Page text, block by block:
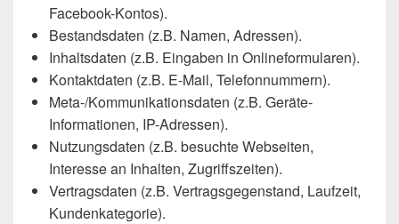
Facebook-Kontos).
Bestandsdaten (z.B. Namen, Adressen).
Inhaltsdaten (z.B. Eingaben in Onlineformularen).
Kontaktdaten (z.B. E-Mail, Telefonnummern).
Meta-/Kommunikationsdaten (z.B. Geräte-
Informationen, IP-Adressen).
Nutzungsdaten (z.B. besuchte Webseiten,
Interesse an Inhalten, Zugriffszeiten).
Vertragsdaten (z.B. Vertragsgegenstand, Laufzeit,
Kundenkategorie).